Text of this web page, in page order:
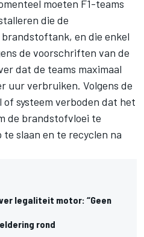
moeten F1-teams
die de
en die enkel
de voorschriften van de
dat de teams maximaal
uur verbruiken. Volgens de
of systeem verboden dat het
de brandstofvloei te
slaan en te recyclen na
legaliteit motor: “Geen
rond